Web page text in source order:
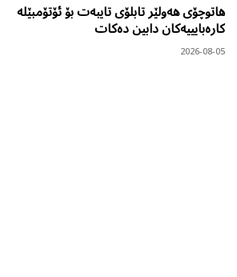
هاتوچۆی هەولێر تابلۆی تایبەت بۆ ئۆتۆمبێلە
کارەبایییەکان دابین دەکات
2026-08-05